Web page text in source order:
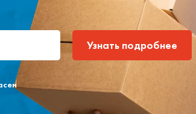
Узнать подробнее